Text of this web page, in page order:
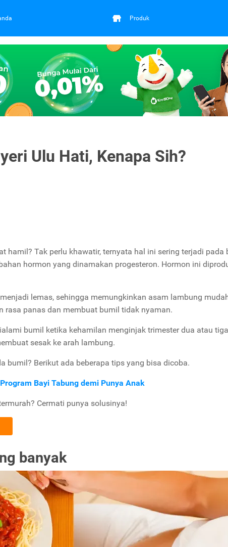
Produk
Ulu Hati, Kenapa Sih?
hamil? Tak perlu khawatir, ternyata hal ini sering terjadi pada
hormon yang dinamakan progesteron. Hormon ini
lemas, sehingga memungkinkan asam lambung
rasa panas dan membuat bumil tidak nyaman.
bumil ketika kehamilan menginjak trimester dua atau
sesak ke arah lambung.
bumil? Berikut ada beberapa tips yang bisa dicoba.
Bayi Tabung demi Punya Anak
Cermati punya solusinya!
banyak